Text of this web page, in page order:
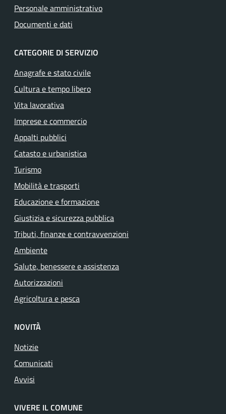
Personale amministrativo
Documenti e dati
CATEGORIE DI SERVIZIO
Anagrafe e stato civile
Cultura e tempo libero
Vita lavorativa
Imprese e commercio
Appalti pubblici
Catasto e urbanistica
Turismo
Mobilità e trasporti
Educazione e formazione
Giustizia e sicurezza pubblica
Tributi, finanze e contravvenzioni
Ambiente
Salute, benessere e assistenza
Autorizzazioni
Agricoltura e pesca
NOVITÀ
Notizie
Comunicati
Avvisi
VIVERE IL COMUNE